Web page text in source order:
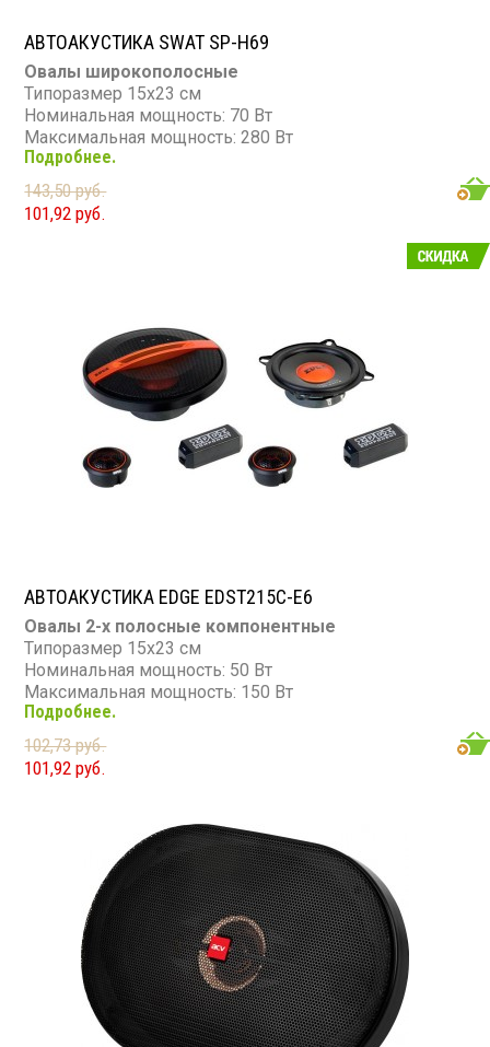
АВТОАКУСТИКА SWAT SP-H69
Овалы широкополосные
Типоразмер 15х23 см
Номинальная мощность: 70 Вт
Максимальная мощность: 280 Вт
Диапазон частот: 60 - 16 000 Гц
Чувствительность: 90 дБ
Сопротивление: 4 Ом
Подробнее.
143,50 руб.
101,92 руб.
АВТОАКУСТИКА EDGE EDST215C-E6
Овалы 2-х полосные компонентные
Типоразмер 15х23 см
Номинальная мощность: 50 Вт
Максимальная мощность: 150 Вт
Диапазон частот: 70 - 20 000 Гц
Чувствительность: 86 дБ
Сопротивление: 4 Ом
Подробнее.
102,73 руб.
101,92 руб.